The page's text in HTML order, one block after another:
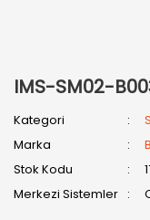
IMS-SM02-
Kategori
Marka
Stok Kodu
Merkezi Sistemler